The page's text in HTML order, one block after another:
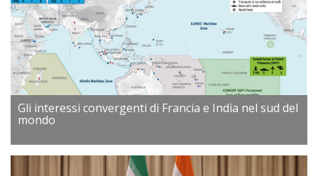
Gli interessi convergenti di Francia e India nel sud del
mondo